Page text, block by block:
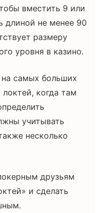
вместить 9 или
длиной не менее 90
размеру
уровня в казино.
самых больших
когда там
учитывать
несколько
друзьям
и сделать